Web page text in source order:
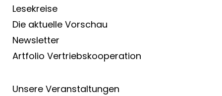
Lesekreise
Die aktuelle Vorschau
Newsletter
Artfolio Vertriebs­kooperation
Unsere Veranstaltungen